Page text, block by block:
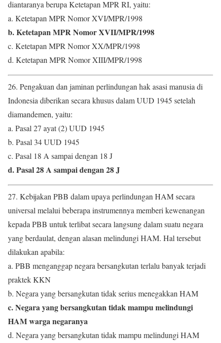
diantaranya berupa Ketetapan MPR RI, yaitu:
a. Ketetapan MPR Nomor XVI/MPR/1998
b. Ketetapan MPR Nomor XVII/MPR/1998
c. Ketetapan MPR Nomor XX/MPR/1998
d. Ketetapan MPR Nomor XIII/MPR/1998
26. Pengakuan dan jaminan perlindungan hak asasi manusia di
Indonesia diberikan secara khusus dalam UUD 1945 setelah
diamandemen, yaitu:
a. Pasal 27 ayat (2) UUD 1945
b. Pasal 34 UUD 1945
c. Pasal 18 A sampai dengan 18 J
d. Pasal 28 A sampai dengan 28 J
27. Kebijakan PBB dalam upaya perlindungan HAM secara
universal melalui beberapa instrumennya memberi kewenangan
kepada PBB untuk terlibat secara langsung dalam suatu negara
yang berdaulat, dengan alasan melindungi HAM. Hal tersebut
dilakukan apabila:
a. PBB menganggap negara bersangkutan terlalu banyak terjadi
praktek KKN
b. Negara yang bersangkutan tidak serius menegakkan HAM
c. Negara yang bersangkutan tidak mampu melindungi
HAM warga negaranya
d. Negara yang bersangkutan tidak mampu melindungi HAM